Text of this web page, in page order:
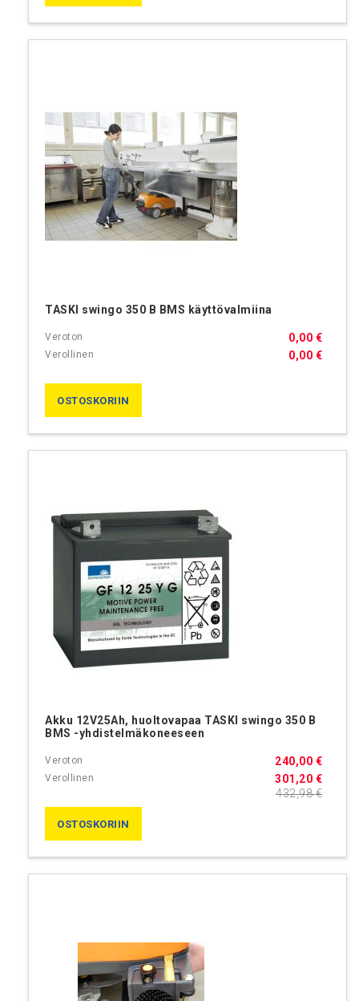
TASKI swingo 350 B BMS käyttövalmiina
0,00 €
0,00 €
OSTOSKORIIN
Akku 12V25Ah, huoltovapaa TASKI swingo 350 B
BMS -yhdistelmäkoneeseen
301,20 €
240,00 €
432,98 €
OSTOSKORIIN